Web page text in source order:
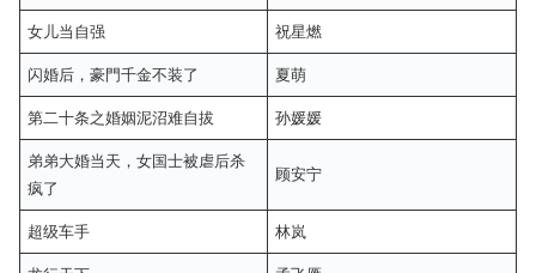
女儿当自强 祝星燃
闪婚后，豪門千金不装了 夏萌
第二十条之婚姻泥沼难自拔 孙媛媛
弟弟大婚当天，女国士被虐后杀
疯了
顾安宁
超级车手 林岚